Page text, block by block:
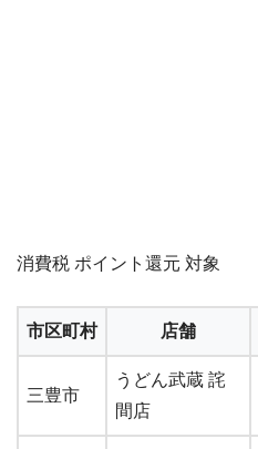
消費税 ポイント還元 対象
市区町村 店舗
三豊市
うどん武蔵 詫
間店